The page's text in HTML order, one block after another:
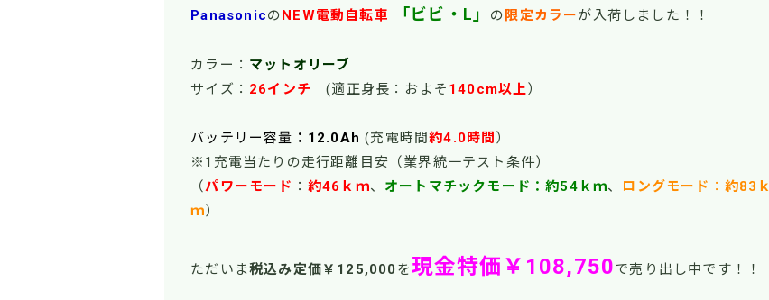
Panasonicの NEW電動自転車 「ビビ・L」 の 限定カラーが入荷しました！！
カラー： マットオリーブ
サイズ： 26インチ (適正身長：およそ 140cm以上）
バッテリー容量 ：12.0Ah(充電時間約4.0時間 ）
※1充電当たりの走行距離目安（業界統一テスト条件）
（パワーモー ド ： 約46ｋｍ、 オートマチックモード：約54ｋｍ、 ロングモード ： 約83ｋ
ｍ）
ただいま税込み定価￥125,000 を現金特価￥108,750で売り出し中です！！